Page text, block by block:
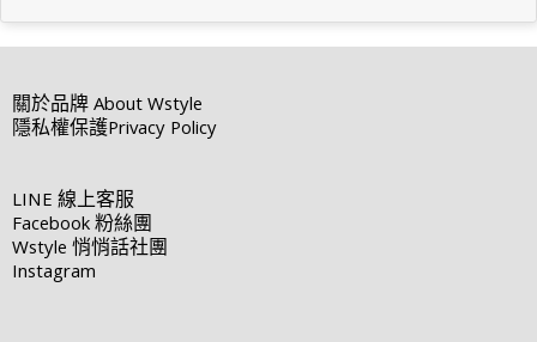
關於品牌About Wstyle
隱私權保護Privacy Policy
LINE線上客服
Facebook粉絲團
Wstyle悄悄話社團
Instagram